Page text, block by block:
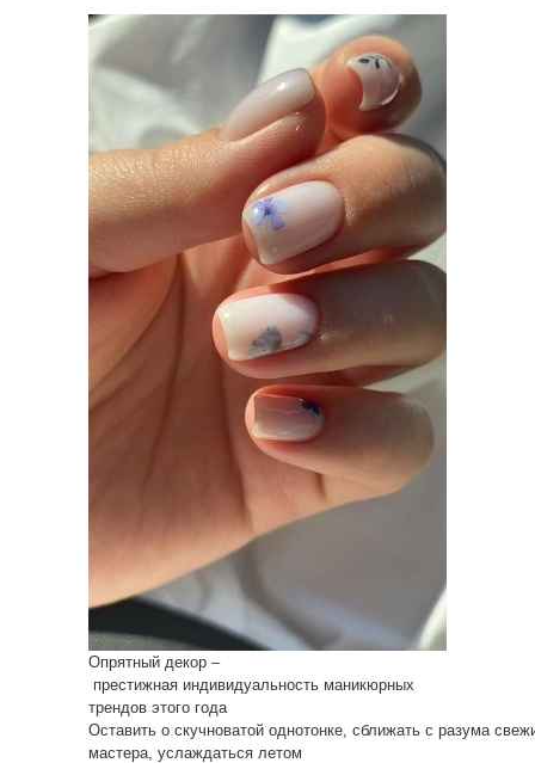
Опрятный декор –
престижная индивидуальность маникюрных
трендов этого года
Оставить о скучноватой однотонке, сближать с разума
мастера, услаждаться летом